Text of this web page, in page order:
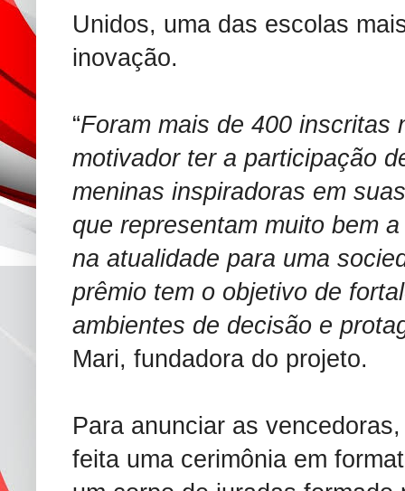
Unidos, uma das escolas
inovação.
“Foram mais de 400 inscritas
motivador ter a participação
meninas inspiradoras em
que representam muito bem
na atualidade para uma
prêmio tem o objetivo de
ambientes de decisão e
Mari, fundadora do projeto.
Para anunciar as
feita uma cerimônia em